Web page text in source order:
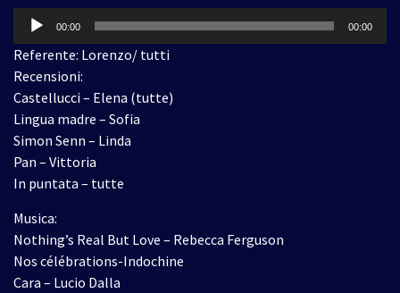
Audio
00:00 00:00
Referente: Lorenzo/ tutti
Recensioni:
Castellucci – Elena (tutte)
Lingua madre – Sofia
Simon Senn – Linda
Pan – Vittoria
In puntata – tutte
Musica:
Nothing’s Real But Love – Rebecca Ferguson
Nos célébrations-Indochine
Cara – Lucio Dalla